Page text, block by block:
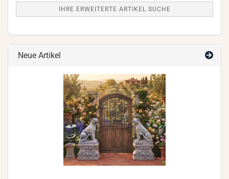
IHRE ERWEITERTE ARTIKEL SUCHE
Neue Artikel